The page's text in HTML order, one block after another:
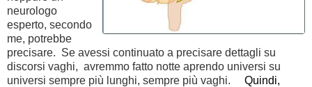
neurologo
esperto, secondo
me, potrebbe
precisare. Se avessi continuato a precisare dettagli su
discorsi vaghi, avremmo fatto notte aprendo universi su
universi sempre più lunghi, sempre più vaghi.
Quindi,